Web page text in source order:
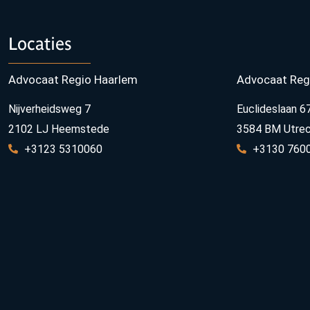
Locaties
Advocaat Regio Haarlem
Nijverheidsweg 7
2102 LJ Heemstede
+3123 5310060
Advocaat
Euclideslaan
3584 BM
+3130